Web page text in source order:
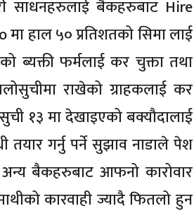
साधनहरुलाई बैकहरुबाट Hire
मा हाल ५० प्रतिशतको सिमा लाई
ब्यक्ती फर्मलाई कर चुक्ता तथा
राखेको ग्राहकलाई कर
१३ मा देखाइएको बक्यौदालाई
तयार गर्नु पर्ने सुझाव नाडाले पेश
बैकहरुबाट आफनो कारोवार
कारवाही ज्यादै फितलो हुन